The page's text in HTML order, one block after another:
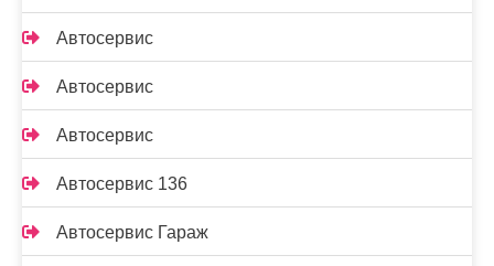
Автосервис
Автосервис
Автосервис
Автосервис 136
Автосервис Гараж